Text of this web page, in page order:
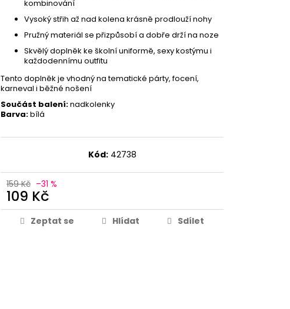
kombinování
Vysoký střih až nad kolena krásně prodlouží nohy
Pružný materiál se přizpůsobí a dobře drží na noze
Skvělý doplněk ke školní uniformě, sexy kostýmu i
každodennímu outfitu
Tento doplněk je vhodný na tematické párty, focení,
karneval i běžné nošení
Součást balení:nadkolenky
Barva:bílá
Kód: 42738
159 Kč –31 %
109 Kč
Zeptat se Hlídat Sdílet